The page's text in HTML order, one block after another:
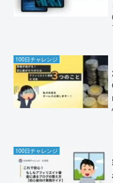
100日チャレンジ
100日チャレンジ